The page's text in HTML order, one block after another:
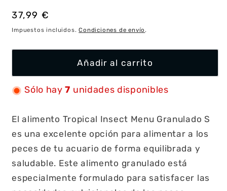
Precio
habitual
37,99 €
Impuestos incluidos.Condiciones de envío.
Añadir al carrito
Sólo hay 7 unidades disponibles
El alimento Tropical Insect Menu Granulado S
es una excelente opción para alimentar a los
peces de tu acuario de forma equilibrada y
saludable. Este alimento granulado está
especialmente formulado para satisfacer las